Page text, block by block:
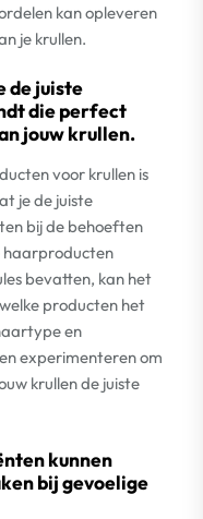
kan opleveren
je krullen.
de juiste
die perfect
jouw krullen.
voor krullen is
je de juiste
bij de behoeften
haarproducten
bevatten, kan het
producten het
en
experimenteren om
krullen de juiste
kunnen
bij gevoelige